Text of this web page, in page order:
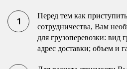
Перед тем как
сотрудничества, Вам
для грузоперевозки: вид
адрес доставки; объем и